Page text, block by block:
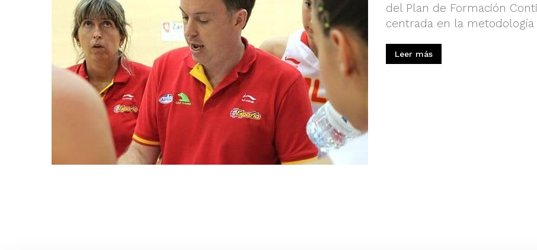
del Plan de Formación
centrada en la
Leer más